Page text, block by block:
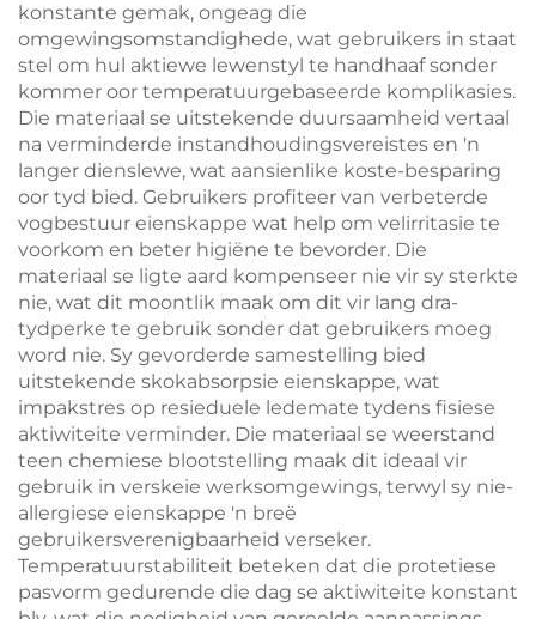
konstante gemak, ongeag die
omgewingsomstandighede, wat gebruikers in staat
stel om hul aktiewe lewenstyl te handhaaf sonder
kommer oor temperatuurgebaseerde komplikasies.
Die materiaal se uitstekende duursaamheid vertaal
na verminderde instandhoudingsvereistes en 'n
langer dienslewe, wat aansienlike koste-besparing
oor tyd bied. Gebruikers profiteer van verbeterde
vogbestuur eienskappe wat help om velirritasie te
voorkom en beter higiëne te bevorder. Die
materiaal se ligte aard kompenseer nie vir sy sterkte
nie, wat dit moontlik maak om dit vir lang dra-
tydperke te gebruik sonder dat gebruikers moeg
word nie. Sy gevorderde samestelling bied
uitstekende skokabsorpsie eienskappe, wat
impakstres op resieduele ledemate tydens fisiese
aktiwiteite verminder. Die materiaal se weerstand
teen chemiese blootstelling maak dit ideaal vir
gebruik in verskeie werksomgewings, terwyl sy nie-
allergiese eienskappe 'n breë
gebruikersverenigbaarheid verseker.
Temperatuurstabiliteit beteken dat die protetiese
pasvorm gedurende die dag se aktiwiteite konstant